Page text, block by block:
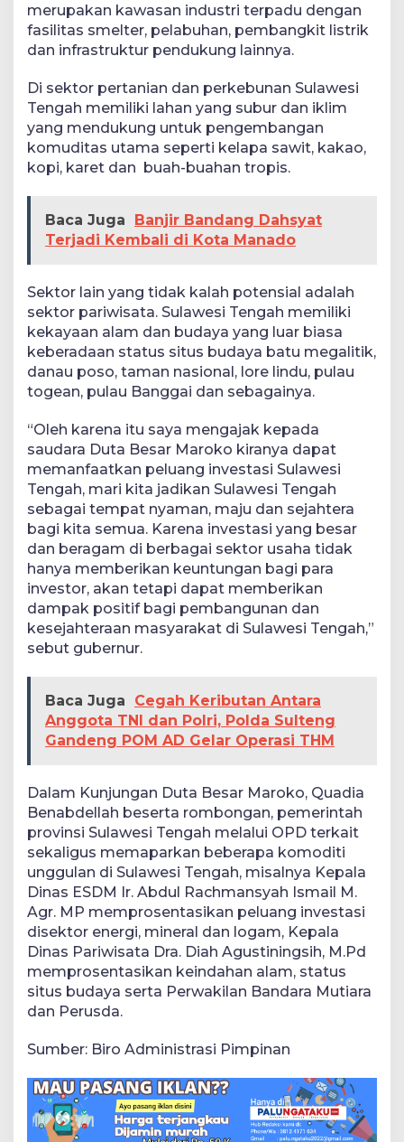
merupakan kawasan industri terpadu dengan
fasilitas smelter, pelabuhan, pembangkit listrik
dan infrastruktur pendukung lainnya.
Di sektor pertanian dan perkebunan Sulawesi
Tengah memiliki lahan yang subur dan iklim
yang mendukung untuk pengembangan
komuditas utama seperti kelapa sawit, kakao,
kopi, karet dan buah-buahan tropis.
Baca Juga
Banjir Bandang Dahsyat
Terjadi Kembali di Kota Manado
Sektor lain yang tidak kalah potensial adalah
sektor pariwisata. Sulawesi Tengah memiliki
kekayaan alam dan budaya yang luar biasa
keberadaan status situs budaya batu megalitik,
danau poso, taman nasional, lore lindu, pulau
togean, pulau Banggai dan sebagainya.
“Oleh karena itu saya mengajak kepada
saudara Duta Besar Maroko kiranya dapat
memanfaatkan peluang investasi Sulawesi
Tengah, mari kita jadikan Sulawesi Tengah
sebagai tempat nyaman, maju dan sejahtera
bagi kita semua. Karena investasi yang besar
dan beragam di berbagai sektor usaha tidak
hanya memberikan keuntungan bagi para
investor, akan tetapi dapat memberikan
dampak positif bagi pembangunan dan
kesejahteraan masyarakat di Sulawesi Tengah,”
sebut gubernur.
Baca Juga
Cegah Keributan Antara
Anggota TNI dan Polri, Polda Sulteng
Gandeng POM AD Gelar Operasi THM
Dalam Kunjungan Duta Besar Maroko, Quadia
Benabdellah beserta rombongan, pemerintah
provinsi Sulawesi Tengah melalui OPD terkait
sekaligus memaparkan beberapa komoditi
unggulan di Sulawesi Tengah, misalnya Kepala
Dinas ESDM Ir. Abdul Rachmansyah Ismail M.
Agr. MP memprosentasikan peluang investasi
disektor energi, mineral dan logam, Kepala
Dinas Pariwisata Dra. Diah Agustiningsih, M.Pd
memprosentasikan keindahan alam, status
situs budaya serta Perwakilan Bandara Mutiara
dan Perusda.
Sumber: Biro Administrasi Pimpinan